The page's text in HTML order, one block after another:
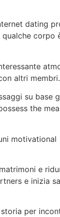
dating
qualche corpo
altri membri.
su base
the
motivational
e
e inizia
per